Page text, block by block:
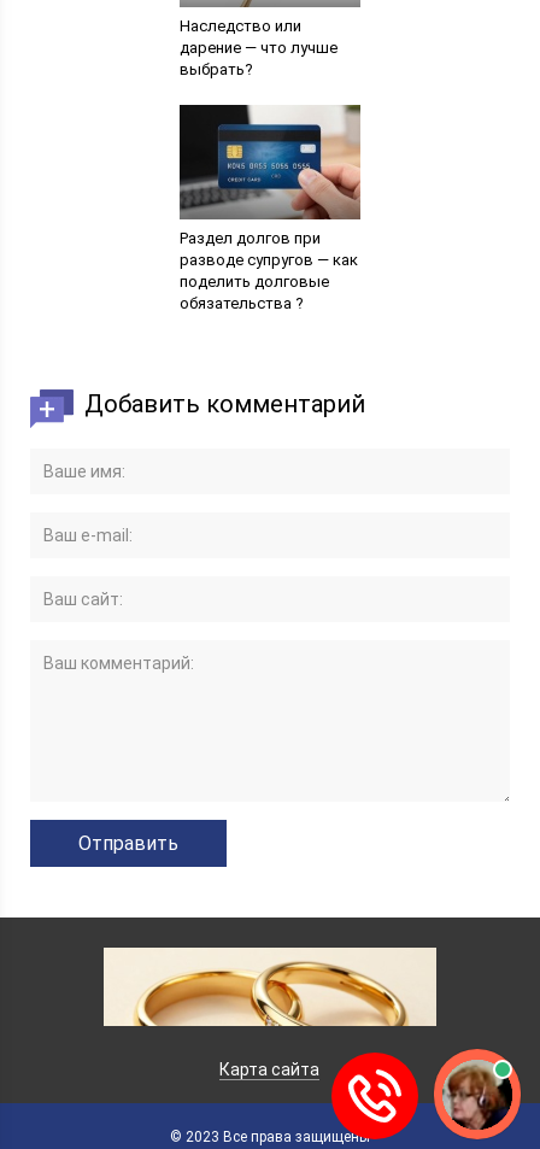
Наследство или
дарение — что лучше
выбрать?
Раздел долгов при
разводе супругов — как
поделить долговые
обязательства ?
Добавить комментарий
Карта сайта
© 2023 Все права защищены